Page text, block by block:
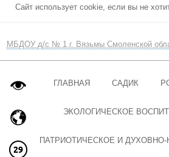
Сайт использует cookie, если вы не
МБДОУ д/с № 1 г. Вязьмы Смоленской
ГЛАВНАЯ САДИК
ЭКОЛОГИЧЕСКОЕ
ПАТРИОТИЧЕСКОЕ И